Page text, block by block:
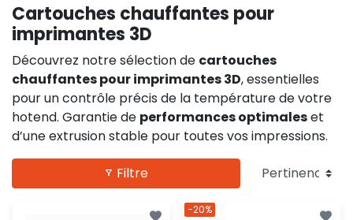
Cartouches chauffantes pour
imprimantes 3D
Découvrez notre sélection de cartouches
chauffantes pour imprimantes 3D, essentielles
pour un contrôle précis de la température de votre
hotend. Garantie de performances optimaleset
d’une extrusion stable pour toutes vos impressions.
Filtre
-20%